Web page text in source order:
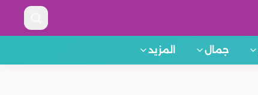
جمال المزيد